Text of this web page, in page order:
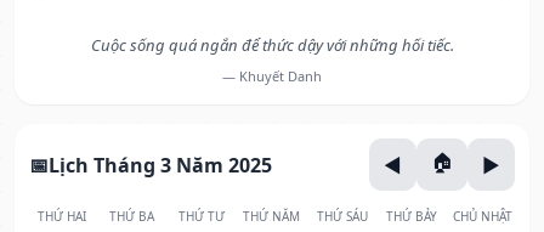
Cuộc sống quá ngắn để thức dậy với những hối tiếc.
— Khuyết Danh
Lịch Tháng 3 Năm 2025
THỨ HAI THỨ BA THỨ TƯ THỨ NĂM THỨ SÁU THỨ BẢY CHỦ NHẬT